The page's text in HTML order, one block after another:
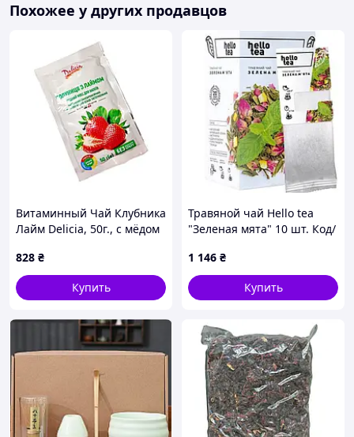
Похожее у других продавцов
Витаминный Чай Клубника
Лайм Delicia, 50г., с мёдом
828 ₴
Купить
Травяной чай Hello tea
"Зеленая мята" 10 шт. Код/
1 146 ₴
Купить